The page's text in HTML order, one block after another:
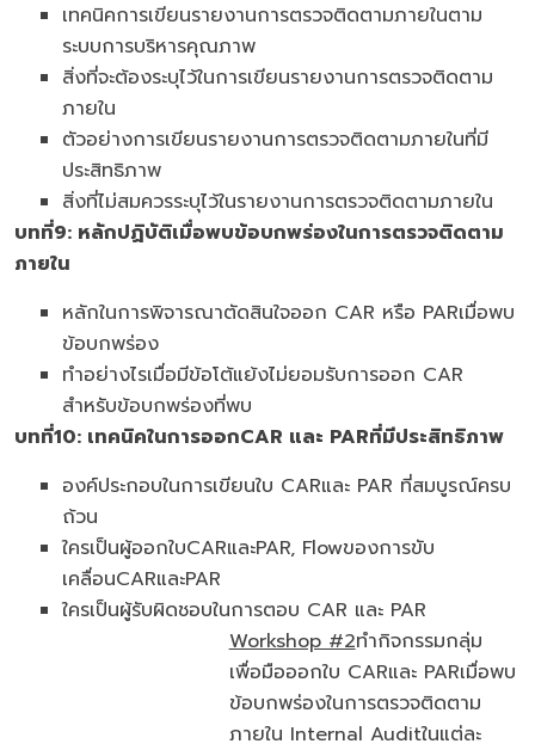
เทคนิคการเขียนรายงานการตรวจติดตามภายในตาม
ระบบการบริหารคุณภาพ
สิ่งที่จะต้องระบุไว้ในการเขียนรายงานการตรวจติดตาม
ภายใน
ตัวอย่างการเขียนรายงานการตรวจติดตามภายในที่มี
ประสิทธิภาพ
สิ่งที่ไม่สมควรระบุไว้ในรายงานการตรวจติดตามภายใน
บทที่9: หลักปฏิบัติเมื่อพบข้อบกพร่องในการตรวจติดตาม
ภายใน
หลักในการพิจารณาตัดสินใจออก CAR หรือ PARเมื่อพบ
ข้อบกพร่อง
ทำอย่างไรเมื่อมีข้อโต้แย้งไม่ยอมรับการออก CAR
สำหรับข้อบกพร่องที่พบ
บทที่10: เทคนิคในการออกCAR และ PARที่มีประสิทธิภาพ
องค์ประกอบในการเขียนใบ CARและ PAR ที่สมบูรณ์ครบ
ถ้วน
ใครเป็นผู้ออกใบCARและPAR, Flowของการขับ
เคลื่อนCARและPAR
ใครเป็นผู้รับผิดชอบในการตอบ CAR และ PAR
Workshop #2ทำกิจกรรมกลุ่ม
เพื่อมือออกใบ CARและ PARเมื่อพบ
ข้อบกพร่องในการตรวจติดตาม
ภายใน Internal Auditในแต่ละ